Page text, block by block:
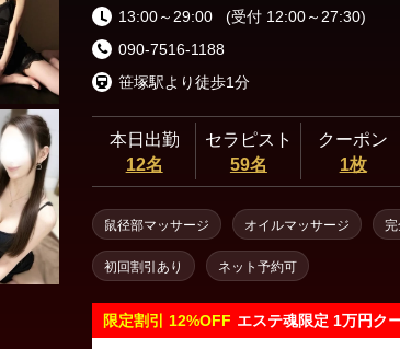
13:00～29:00
(受付 12:00～27:30)
090-7516-1188
笹塚駅より徒歩1分
本日出勤
12名
セラピスト
59名
クーポン
1枚
鼠径部マッサージ オイルマッサージ
初回割引あり ネット予約可
限定割引 12%OFF エステ魂限定 1万円ク